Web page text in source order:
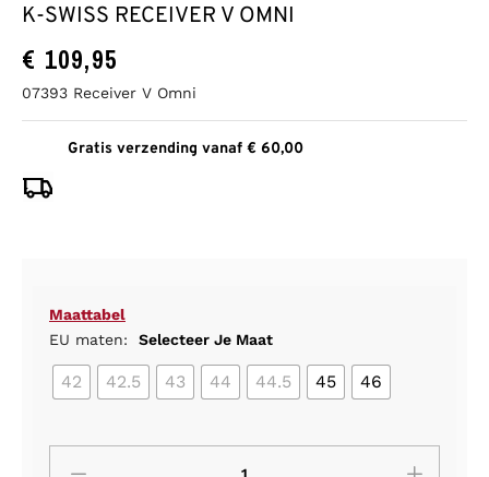
K-SWISS RECEIVER V OMNI
€ 109,95
07393 Receiver V Omni
Gratis verzending vanaf € 60,00
Maattabel
EU maten:
Selecteer Je Maat
42 42.5 43 44 44.5 45 46